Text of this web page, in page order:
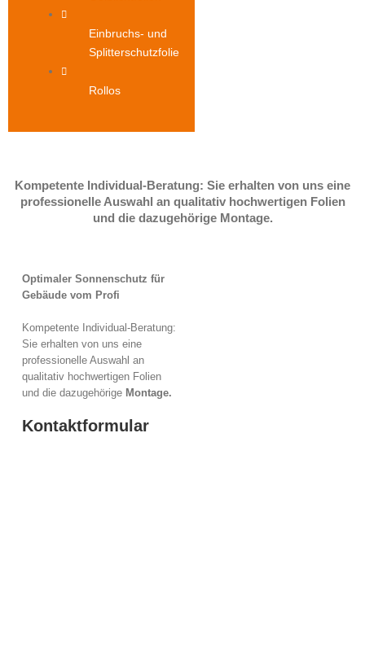
Einbruchs- und
Splitterschutzfolie
Rollos
Kompetente Individual-Beratung: Sie erhalten von uns eine
professionelle Auswahl an qualitativ hochwertigen Folien
und die dazugehörige Montage.
Optimaler Sonnenschutz für
Gebäude vom Profi
Kompetente Individual-Beratung:
Sie erhalten von uns eine
professionelle Auswahl an
qualitativ hochwertigen Folien
und die dazugehörige Montage.
Kontaktformular